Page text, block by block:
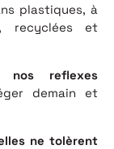
plastiques, à
recyclées et
nos reflexes
demain et
ne tolèrent